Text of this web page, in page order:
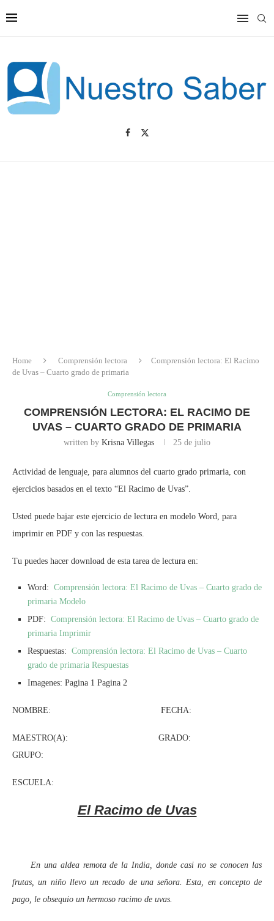
Home Comprensión lectora
Comprensión lectora: El Racimo
de Uvas – Cuarto grado de primaria
Comprensión lectora
COMPRENSIÓN LECTORA: EL RACIMO DE
UVAS – CUARTO GRADO DE PRIMARIA
written by Krisna Villegas 25 de julio
Actividad de lenguaje, para alumnos del cuarto grado primaria, con
ejercicios basados en el texto “El Racimo de Uvas”.
Usted puede bajar este ejercicio de lectura en modelo Word, para
imprimir en PDF y con las respuestas.
Tu puedes hacer download de esta tarea de lectura en:
Word: Comprensión lectora: El Racimo de Uvas – Cuarto grado de
primaria Modelo
PDF: Comprensión lectora: El Racimo de Uvas – Cuarto grado de
primaria Imprimir
Respuestas: Comprensión lectora: El Racimo de Uvas – Cuarto
grado de primaria Respuestas
Imagenes: Pagina 1 Pagina 2
NOMBRE: FECHA:
MAESTRO(A): GRADO:
GRUPO:
ESCUELA:
El Racimo de Uvas
En una aldea remota de la India, donde casi no se conocen las
frutas, un niño llevo un recado de una señora. Esta, en concepto de
pago, le obsequio un hermoso racimo de uvas.